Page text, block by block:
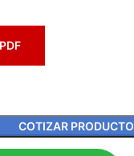
COTIZAR PRODUCTO